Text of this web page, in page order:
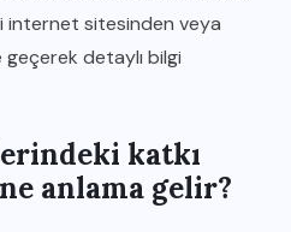
internet sitesinden veya
detaylı bilgi
katkı
anlama gelir?